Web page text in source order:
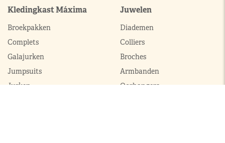
Kledingkast Máxima
Broekpakken
Complets
Galajurken
Jumpsuits
Jurken
Juwelen
Diademen
Colliers
Broches
Armbanden
Oorhangers